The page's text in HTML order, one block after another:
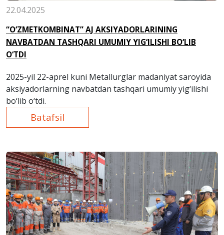
22.04.2025
“O‘ZMETKOMBINAT” AJ AKSIYADORLARINING
NAVBATDAN TASHQARI UMUMIY YIG‘ILISHI BO‘LIB
O‘TDI
2025-yil 22-aprel kuni Metallurglar madaniyat saroyida
aksiyadorlarning navbatdan tashqari umumiy yig‘ilishi
bo‘lib o‘tdi.
Batafsil